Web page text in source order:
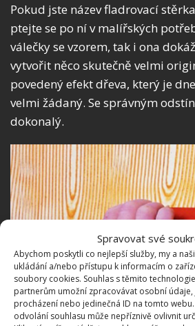
Spravovat své
Abychom poskytli co nejlepší služby, my a
ukládání a/nebo přístupu k informacím o
soubory cookies. Souhlas s těmito
partnerům umožní zpracovávat osobní
procházení nebo jedinečná ID na tomto
odvolání souhlasu může nepříznivě ovlivnit
Pokud jste název fladrovací
ptejte se po ní v malířských
válečky se vzorem, tak i ona
vytvořit něco skutečně velmi
povedený efekt dřeva, který je
velmi žádaný. Se správným
dokonalý.